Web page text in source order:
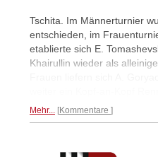
Tschita. Im Männerturnier
entschieden, im
etablierte sich E.
Khairullin wieder als
Mehr... Kommentare